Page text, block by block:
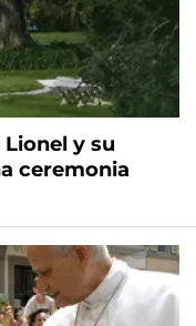
y su
ceremonia